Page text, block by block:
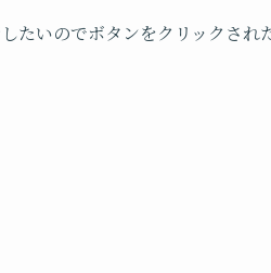
たいのでボタンをクリックされ